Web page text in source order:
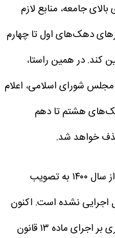
جامعه، منابع لازم
دهک‌های اول تا چهارم
کند. در همین راستا،
مجلس شورای اسلامی، اعلام
هشتم تا دهم
خواهد شد.
به گفته وی، این حکم قانونی از سال ۱۴۰۰ به تصویب
اجرایی نشده است. اکنون
با تأکید قانون بودجه سال جاری بر اجرای ماده ۱۳ قانون